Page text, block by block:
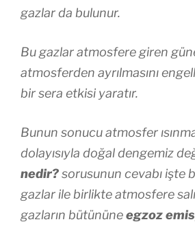
gazlar da bulunur.
Bu gazlar atmosfere giren
atmosferden ayrılmasını
bir sera etkisi yaratır.
Bunun sonucu atmosfer
dolayısıyla doğal dengemiz
nedir?sorusunun cevabı işte
gazlar ile birlikte atmosfere
gazların bütününeegzoz